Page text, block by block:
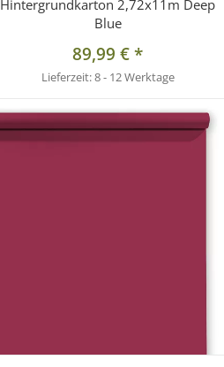
Hintergrundkarton 2,72x11m Deep
Blue
89,99 €*
Lieferzeit:8 - 12 Werktage